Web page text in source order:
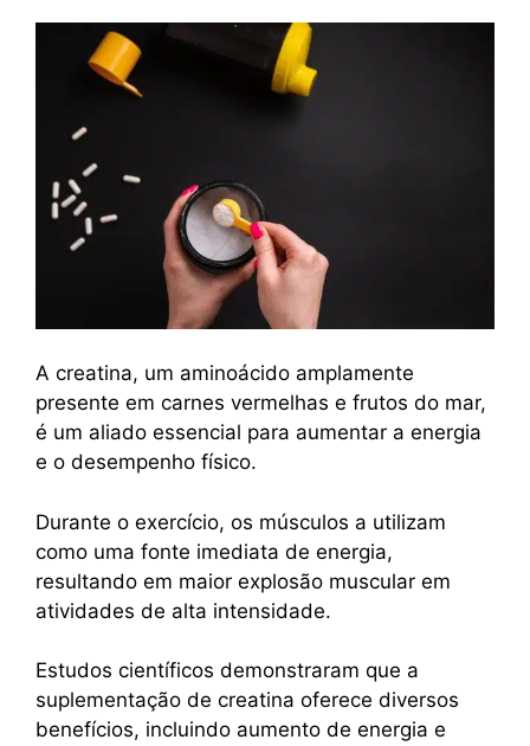
A creatina, um aminoácido amplamente
presente em carnes vermelhas e frutos do mar,
é um aliado essencial para aumentar a energia
e o desempenho físico.
Durante o exercício, os músculos a utilizam
como uma fonte imediata de energia,
resultando em maior explosão muscular em
atividades de alta intensidade.
Estudos científicos demonstraram que a
suplementação de creatina oferece diversos
benefícios, incluindo aumento de energia e